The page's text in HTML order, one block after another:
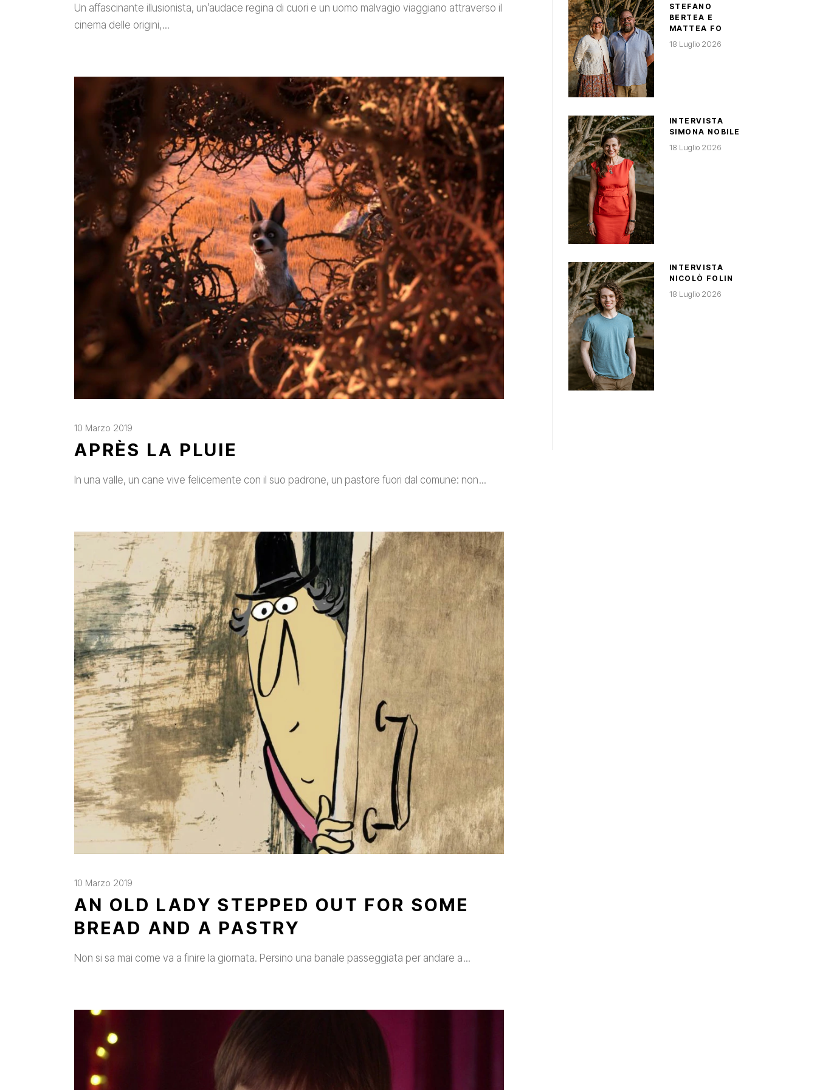
Un affascinante illusionista, un’audace regina di cuori e un uomo malvagio viaggiano attraverso il
cinema delle origini,
10 Marzo 2019
APRÈS LA PLUIE
In una valle, un cane vive felicemente con il suo padrone, un pastore fuori dal comune: non
10 Marzo 2019
AN OLD LADY STEPPED OUT FOR SOME
BREAD AND A PASTRY
Non si sa mai come va a finire la giornata. Persino una banale passeggiata per andare a
STEFANO
BERTEA E
MATTEA FO
18 Luglio 2026
INTERVISTA
SIMONA NOBILE
18 Luglio 2026
INTERVISTA
NICOLÒ FOLIN
18 Luglio 2026